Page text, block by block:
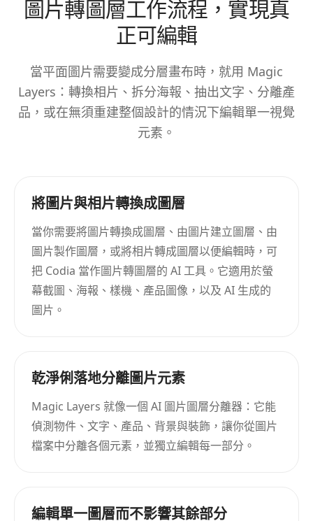
圖片轉圖層工作流程，實現真
正可編輯
當平面圖片需要變成分層畫布時，就用 Magic
Layers：轉換相片、拆分海報、抽出文字、分離產
品，或在無須重建整個設計的情況下編輯單一視覺
元素。
將圖片與相片轉換成圖層
當你需要將圖片轉換成圖層、由圖片建立圖層、由
圖片製作圖層，或將相片轉成圖層以便編輯時，可
把 Codia 當作圖片轉圖層的 AI 工具。它適用於螢
幕截圖、海報、樣機、產品圖像，以及 AI 生成的
圖片。
乾淨俐落地分離圖片元素
Magic Layers 就像一個 AI 圖片圖層分離器：它能
偵測物件、文字、產品、背景與裝飾，讓你從圖片
檔案中分離各個元素，並獨立編輯每一部分。
編輯單一圖層而不影響其餘部分